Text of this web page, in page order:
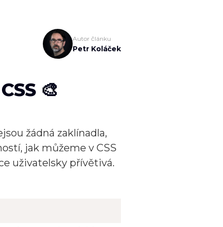
Autor článku
Petr Koláček
🎨
žádná zaklínadla,
jak můžeme v CSS
uživatelsky přívětivá.